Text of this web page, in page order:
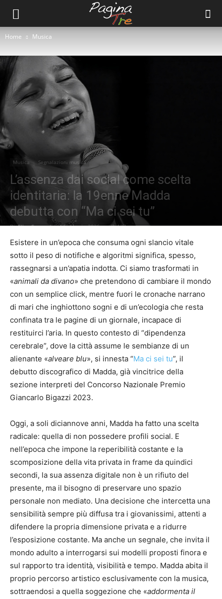
Home Musica
Musica Segnalazioni musica
L’assenza dai social come scelta
identitaria: la 19enne Madda
debutta con “Ma ci sei tu”
Di Elisa Serrani - 4 Febbraio 2026 127
Esistere in un’epoca che consuma ogni slancio vitale
sotto il peso di notifiche e algoritmi significa, spesso,
rassegnarsi a un’apatia indotta. Ci siamo trasformati in
«animali da divano» che pretendono di cambiare il mondo
con un semplice click, mentre fuori le cronache narrano
di mari che inghiottono sogni e di un’ecologia che resta
confinata tra le pagine di un giornale, incapace di
restituirci l’aria. In questo contesto di “dipendenza
cerebrale”, dove la città assume le sembianze di un
alienante «alveare blu», si innesta “Ma ci sei tu”, il
debutto discografico di Madda, già vincitrice della
sezione interpreti del Concorso Nazionale Premio
Giancarlo Bigazzi 2023.
Oggi, a soli diciannove anni, Madda ha fatto una scelta
radicale: quella di non possedere profili social. E
nell’epoca che impone la reperibilità costante e la
scomposizione della vita privata in frame da quindici
secondi, la sua assenza digitale non è un rifiuto del
presente, ma il bisogno di preservare uno spazio
personale non mediato. Una decisione che intercetta una
sensibilità sempre più diffusa tra i giovanissimi, attenti a
difendere la propria dimensione privata e a ridurre
l’esposizione costante. Ma anche un segnale, che invita il
mondo adulto a interrogarsi sui modelli proposti finora e
sul rapporto tra identità, visibilità e tempo. Madda abita il
proprio percorso artistico esclusivamente con la musica,
sottraendosi a quella soggezione che «addormenta il